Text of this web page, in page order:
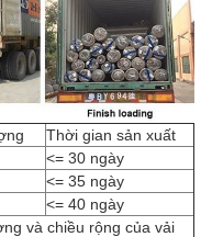
Thời gian sản xuất
<= 30 ngày
<= 35 ngày
<= 40 ngày
và chiều rộng của vải